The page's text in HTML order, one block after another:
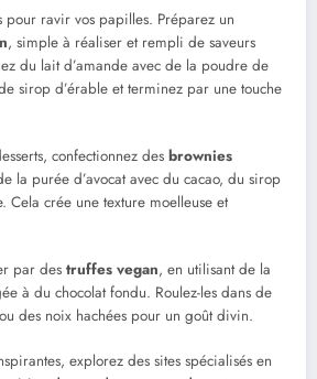
pour ravir vos papilles. Préparez un
, simple à réaliser et rempli de saveurs
du lait d’amande avec de la poudre de
sirop d’érable et terminez par une touche
confectionnez des brownies
la purée d’avocat avec du cacao, du sirop
Cela crée une texture moelleuse et
par des truffes vegan, en utilisant de la
à du chocolat fondu. Roulez-les dans de
des noix hachées pour un goût divin.
explorez des sites spécialisés en